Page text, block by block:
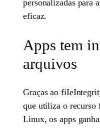
personalizadas para
eficaz.
Apps tem
arquivos
Graças ao
que utiliza o
Linux, os apps